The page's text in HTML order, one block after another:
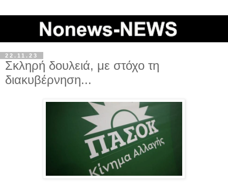
22.11.23
Σκληρή δουλειά, με στόχο τη
διακυβέρνηση...